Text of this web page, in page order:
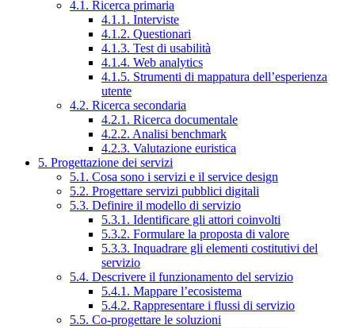
4.1. Ricerca primaria
4.1.1. Interviste
4.1.2. Questionari
4.1.3. Test di usabilità
4.1.4. Web analytics
4.1.5. Strumenti di mappatura dell’esperienza
utente
4.2. Ricerca secondaria
4.2.1. Ricerca documentale
4.2.2. Analisi benchmark
4.2.3. Valutazione euristica
5. Progettazione dei servizi
5.1. Cosa sono i servizi e il service design
5.2. Progettare servizi pubblici digitali
5.3. Definire il modello di servizio
5.3.1. Identificare gli attori coinvolti
5.3.2. Formulare la proposta di valore
5.3.3. Inquadrare gli elementi costitutivi del
servizio
5.4. Descrivere il funzionamento del servizio
5.4.1. Mappare l’ecosistema
5.4.2. Rappresentare i flussi di servizio
5.5. Co-progettare le soluzioni